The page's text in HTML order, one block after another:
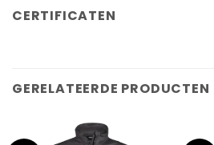
CERTIFICATEN
GERELATEERDE PRODUCTEN